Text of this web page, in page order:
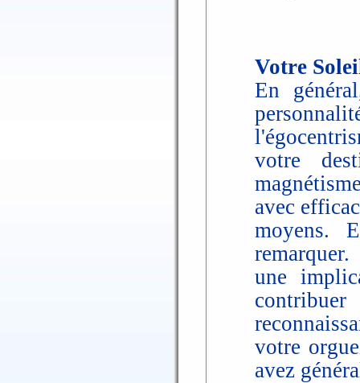
Votre
En
votre
avec
moyens.
une
votre
avez